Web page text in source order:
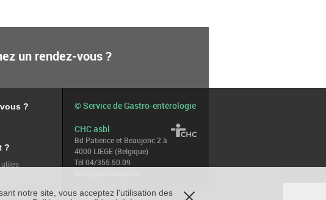
un rendez-vous ?
notre site, vous acceptez l'utilisation des
© Service de Gastro-entérologie
CHC asbl
Bd Patience et Beaujonc 2 à
4000 LIEGE (Belgique)
Tél 04/355.50.09
?
?